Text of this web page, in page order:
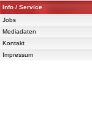
Info / Service
Jobs
Mediadaten
Kontakt
Impressum